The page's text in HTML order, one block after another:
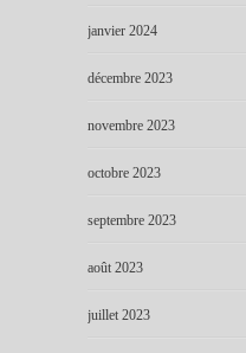
janvier 2024
décembre 2023
novembre 2023
octobre 2023
septembre 2023
août 2023
juillet 2023